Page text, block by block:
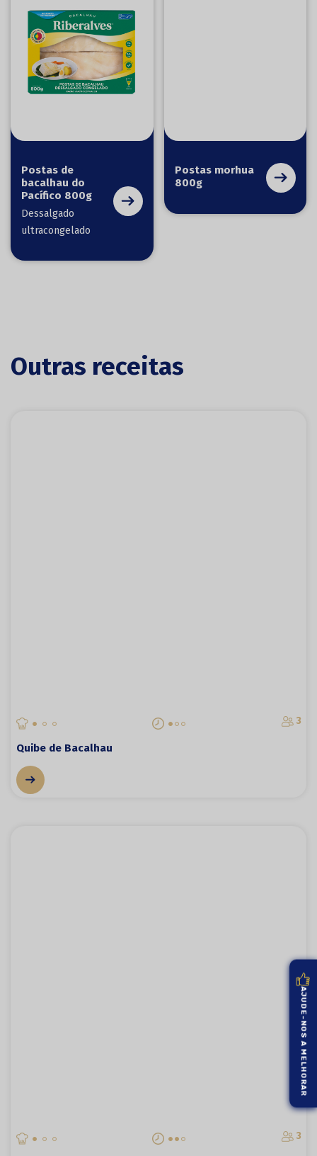
Postas de
bacalhau do
Pacífico 800g
Dessalgado
ultracongelado
Postas morhua
800g
Outras receitas
3
Quibe de Bacalhau
3
AJUDE-NOS A MELHORAR